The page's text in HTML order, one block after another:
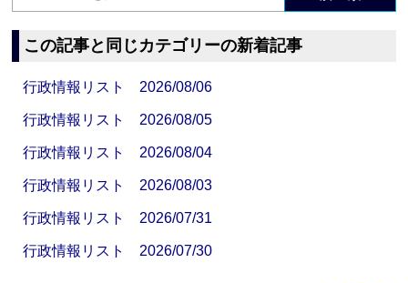
この記事と同じカテゴリーの新着記事
行政情報リスト 2026/08/06
行政情報リスト 2026/08/05
行政情報リスト 2026/08/04
行政情報リスト 2026/08/03
行政情報リスト 2026/07/31
行政情報リスト 2026/07/30